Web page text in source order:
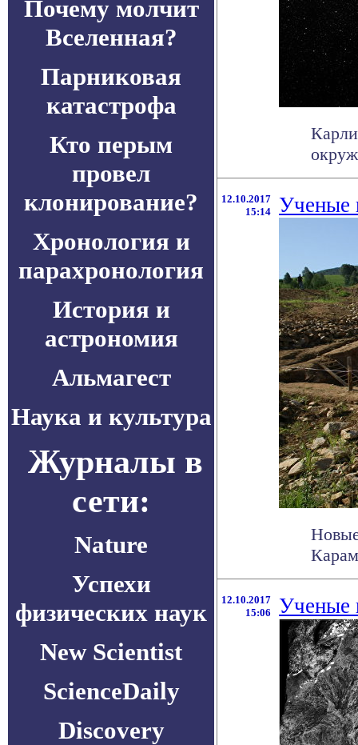
Почему молчит
Вселенная?
Парниковая
катастрофа
Кто перым
провел
клонирование?
Хронология и
парахронология
История и
астрономия
Альмагест
Наука и культура
Журналы в
сети:
Nature
Успехи
физических наук
New Scientist
ScienceDaily
Discovery
12.10.2017
15:14
Ученые
12.10.2017
15:06
Ученые